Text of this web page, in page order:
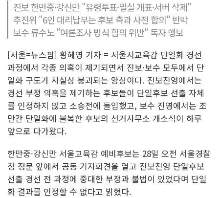
진보 한만중·강신만 "유령투표·밀실 개표·서버 삭제"
추진위 "6인 대리납부는 후보 측과 사전 합의" 반박
보수 류수노 "여론조사 방식 합의 위반" 독자 행보
[서울=뉴스핌] 황혜영 기자 = 서울시교육감 단일화 경선
과정에서 각종 의혹이 제기되면서 진보·보수 모두에서 단
일화 구도가 사실상 붕괴되는 양상이다. 진보진영에서는
경선 부정 의혹을 제기하는 후보들이 단일후보 선출 자체
를 인정하지 않고 소송전에 돌입했고, 보수 진영에서는 조
만간 단일화에 불복한 후보의 선거사무소 개소식이 하루
앞으로 다가왔다.
한만중·강신만 서울교육감 예비후보는 28일 오전 서울경찰
청 정문 앞에서 공동 기자회견을 열고 진보진영 단일후보
선출 경선 전 과정에 중대한 부정과 불법이 있었다며 단일
화 결과를 인정할 수 없다고 밝혔다.